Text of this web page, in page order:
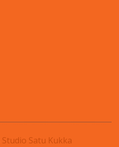
Studio Satu Kukka